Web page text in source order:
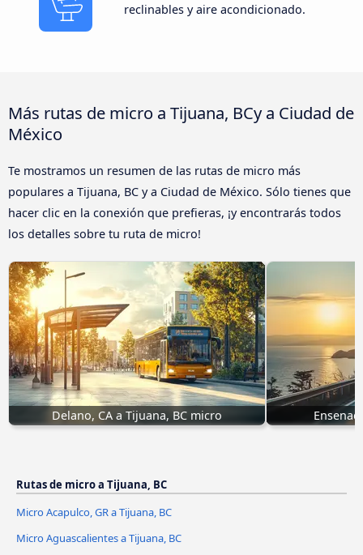
reclinables y aire acondicionado.
Más rutas de micro a Tijuana, BCy a Ciudad de
México
Te mostramos un resumen de las rutas de micro más
populares a Tijuana, BC y a Ciudad de México. Sólo tienes que
hacer clic en la conexión que prefieras, ¡y encontrarás todos
los detalles sobre tu ruta de micro!
Delano, CA a Tijuana, BC micro
Rutas de micro a Tijuana, BC
Micro Acapulco, GR a Tijuana, BC
Micro Aguascalientes a Tijuana, BC